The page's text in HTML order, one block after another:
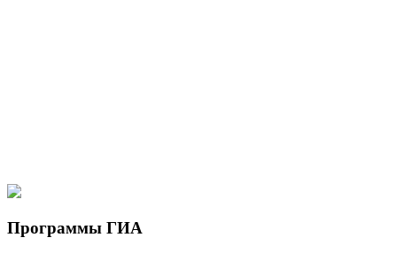
Программы ГИА